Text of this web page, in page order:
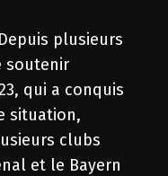
plusieurs
soutenir
qui a conquis
situation,
clubs
et le Bayern